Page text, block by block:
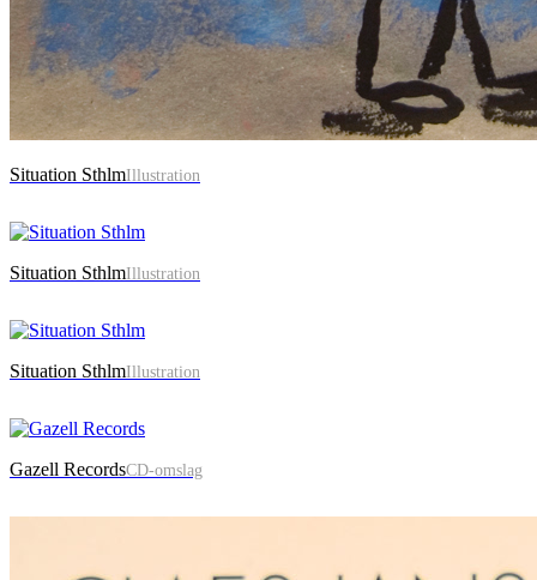
Situation SthlmIllustration
Situation SthlmIllustration
Situation SthlmIllustration
Gazell RecordsCD-omslag